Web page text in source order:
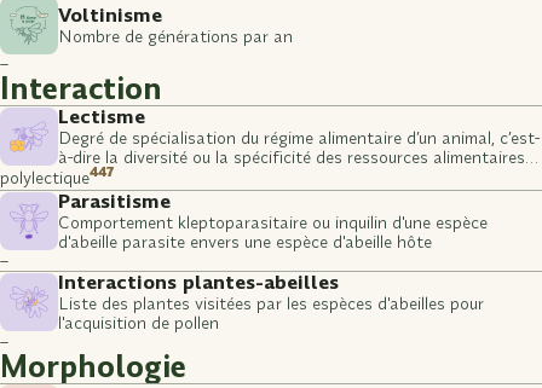
Voltinisme
Nombre de générations par an
–
Interaction
Lectisme
Degré de spécialisation du régime alimentaire d’un animal, c’est-
à-dire la diversité ou la spécificité des ressources alimentaires
qu’il consomme (stade larvaire)
polylectique447
Parasitisme
Comportement kleptoparasitaire ou inquilin d'une espèce
d'abeille parasite envers une espèce d'abeille hôte
–
Interactions plantes-abeilles
Liste des plantes visitées par les espèces d'abeilles pour
l'acquisition de pollen
–
Morphologie